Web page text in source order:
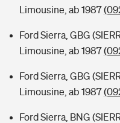
Limousine, ab 1987
Ford Sierra, GBG
Limousine, ab 1987
Ford Sierra, GBG
Limousine, ab 1987
Ford Sierra, BNG